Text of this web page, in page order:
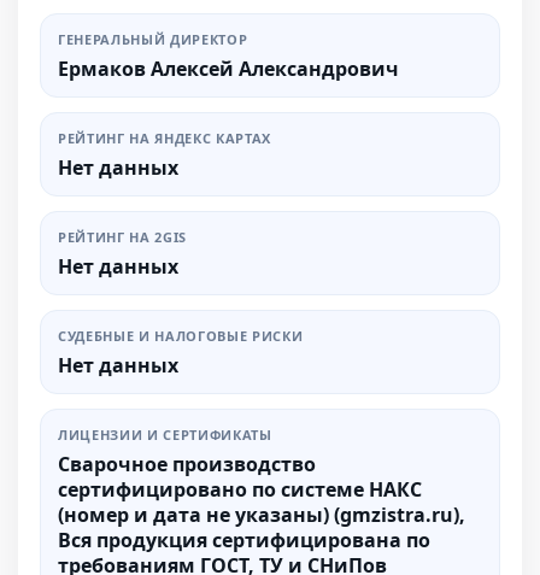
ГЕНЕРАЛЬНЫЙ ДИРЕКТОР
Ермаков Алексей Александрович
РЕЙТИНГ НА ЯНДЕКС КАРТАХ
Нет данных
РЕЙТИНГ НА 2GIS
Нет данных
СУДЕБНЫЕ И НАЛОГОВЫЕ РИСКИ
Нет данных
ЛИЦЕНЗИИ И СЕРТИФИКАТЫ
Сварочное производство
сертифицировано по системе НАКС
(номер и дата не указаны) (gmzistra.ru),
Вся продукция сертифицирована по
требованиям ГОСТ, ТУ и СНиПов